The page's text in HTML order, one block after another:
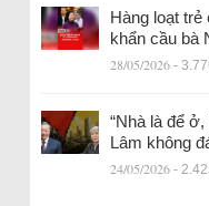
Hàng loạt
khẩn cầu bà
28/05/2026 -
“Nhà là để
Lâm không
24/05/2026 -